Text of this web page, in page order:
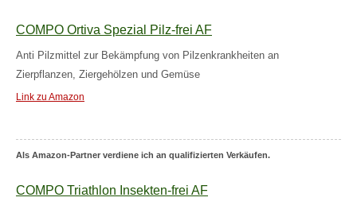
COMPO Ortiva Spezial Pilz-frei AF
Anti Pilzmittel zur Bekämpfung von Pilzenkrankheiten an
Zierpflanzen, Ziergehölzen und Gemüse
Link zu Amazon
Als Amazon-Partner verdiene ich an qualifizierten Verkäufen.
COMPO Triathlon Insekten-frei AF